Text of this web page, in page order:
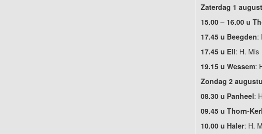
Zaterdag 1
15.00 – 16.00 u
17.45 u Beegden:
17.45 u Ell: H. Mis
19.15 u Wessem:
Zondag 2
08.30 u Panheel:
09.45 u Thorn-
10.00 u Haler: H.